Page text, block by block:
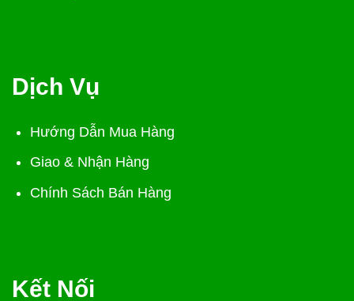
Dịch Vụ
Hướng Dẫn Mua Hàng
Giao & Nhận Hàng
Chính Sách Bán Hàng
Kết Nối